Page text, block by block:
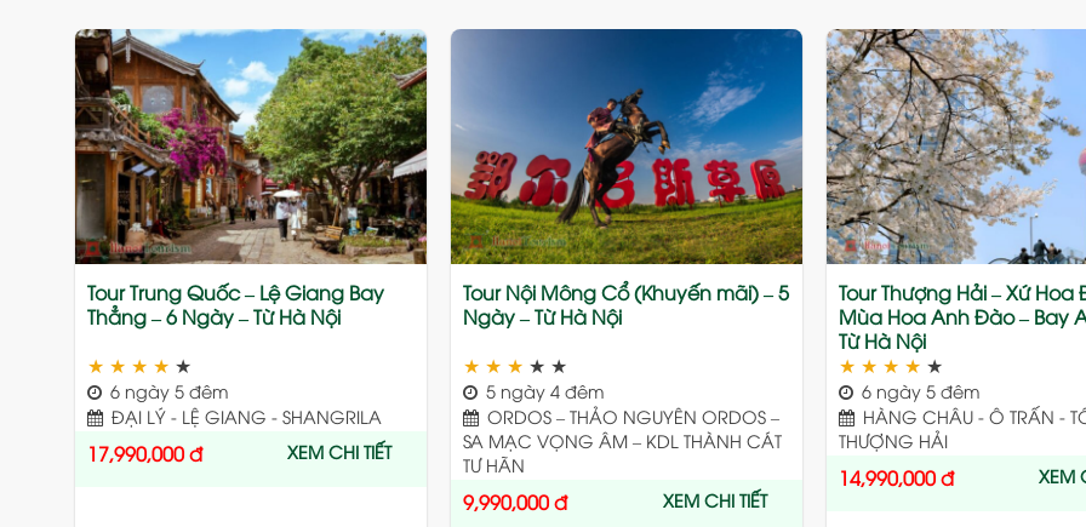
Add
to
wishlist
Tour Trung Quốc – Lệ Giang Bay
Thẳng – 6 Ngày – Từ Hà Nội
★ ★ ★ ★ ★
6 ngày 5 đêm
ĐẠI LÝ - LỆ GIANG - SHANGRILA
17,990,000đ XEM CHI TIẾT
Add
wishlist
Tour Nội Mông Cổ (Khuyến mãi) – 5
Ngày – Từ Hà Nội
★ ★ ★ ★ ★
5 ngày 4 đêm
ORDOS – THẢO NGUYÊN ORDOS –
SA MẠC VỌNG ÂM – KDL THÀNH CÁT
TƯ HÃN
9,990,000đ XEM CHI TIẾT
Tour Thượng Hải – Xứ Hoa
Mùa Hoa Anh Đào – Bay
Từ Hà Nội
★ ★ ★ ★ ★
6 ngày 5 đêm
HÀNG CHÂU - Ô TRẤN -
THƯỢNG HẢI
14,990,000đ XEM